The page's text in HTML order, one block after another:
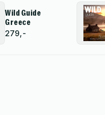
Wild Guide
Greece
279,-